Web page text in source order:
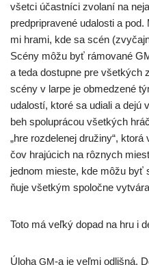
všet­ci účast­ní­ci zvo­la­ní na
pred­prip­ra­ve­né uda­los­ti a
mi hra­mi, kde sa scén
Scény môžu byť rámo­va­né
a teda dostup­ne pre všet­kých
scé­ny v lar­pe je obme­dze­né
uda­los­tí, kto­ré sa udia­li a dejú
beh spo­lu­prá­cou všet­kých
„hre roz­de­le­nej dru­ži­ny“,
čov hra­jú­cich na rôz­nych
jed­nom mies­te, kde môžu
ňu­je všet­kým spo­loč­ne
Toto má veľ­ký dopad na hru i
Úloha GM‑a je veľ­mi odliš­ná.